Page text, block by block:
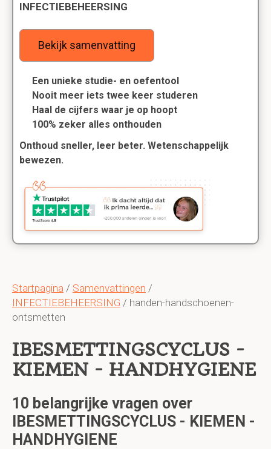
Startpagina / Samenvattingen /
INFECTIEBEHEERSING / handen-handschoenen-
ontsmetten
IBESMETTINGSCYCLUS -
KIEMEN - HANDHYGIENE
10 belangrijke vragen over
IBESMETTINGSCYCLUS - KIEMEN -
HANDHYGIENE
INFECTIEBEHEERSING
Bekijk samenvatting
Een unieke studie- en oefentool
Nooit meer iets twee keer studeren
Haal de cijfers waar je op hoopt
100% zeker alles onthouden
Onthoud sneller, leer beter. Wetenschappelijk
bewezen.